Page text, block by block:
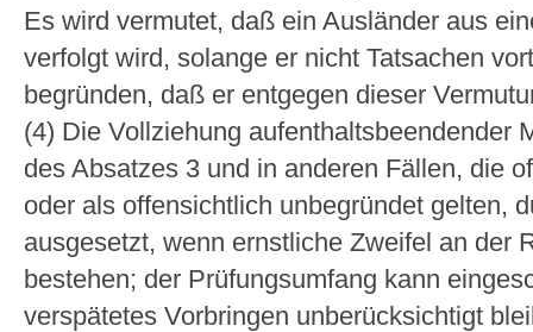
Es wird vermutet, daß ein Ausländer aus
verfolgt wird, solange er nicht Tatsachen
begründen, daß er entgegen dieser
(4) Die Vollziehung aufenthaltsbeendender
des Absatzes 3 und in anderen Fällen, die
oder als offensichtlich unbegründet gelten,
ausgesetzt, wenn ernstliche Zweifel an der
bestehen; der Prüfungsumfang kann
verspätetes Vorbringen unberücksichtigt